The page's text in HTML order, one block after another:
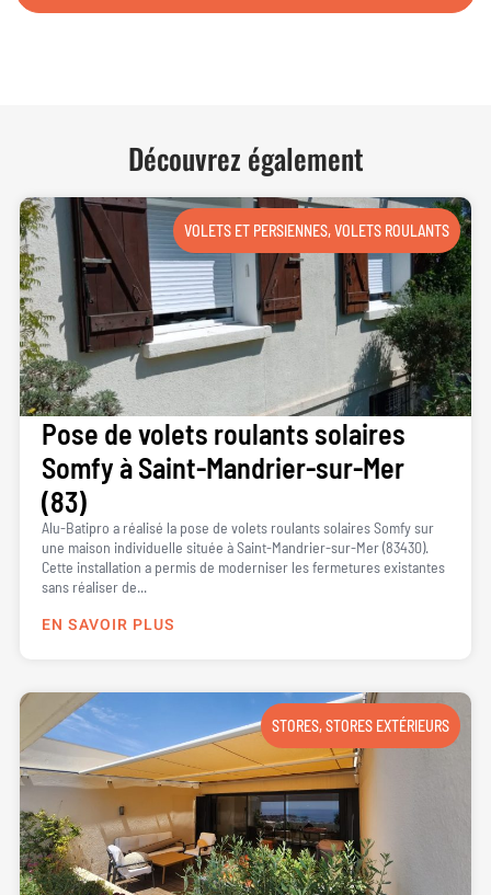
Découvrez également
VOLETS ET PERSIENNES,VOLETS ROULANTS
Pose de volets roulants solaires
Somfy à Saint-Mandrier-sur-Mer
(83)
Alu-Batipro a réalisé la pose de volets roulants solaires Somfy sur
une maison individuelle située à Saint-Mandrier-sur-Mer (83430).
Cette installation a permis de moderniser les fermetures existantes
sans réaliser de...
EN SAVOIR PLUS
STORES,STORES EXTÉRIEURS